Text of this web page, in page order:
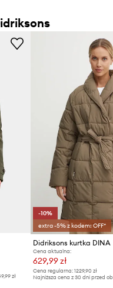
zł
-10%
extra -5% z kodem: OFF*
Didriksons kurtka DINA
Cena aktualna:
629,99 zł
Cena regularna:1229,90 zł
Najniższa cena z 30 dni przed